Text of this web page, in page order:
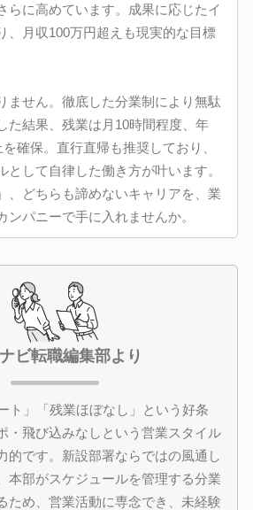
らに高めています。成果に応じたイ
、月収100万円超えも現実的な目標
ません。徹底した分業制により無駄
た結果、残業は月10時間程度、年
確保。直行直帰も推奨しており、
として自律した働き方が叶います。
、どちらも諦めないキャリアを、業
ンパニーで手に入れませんか。
ビ転職編集部より
ト」「残業ほぼなし」という好条
・飛び込みなしという営業スタイル
的です。新設部署ならではの風通し
本部がスケジュールを管理する分業
ため、営業活動に専念でき、未経験